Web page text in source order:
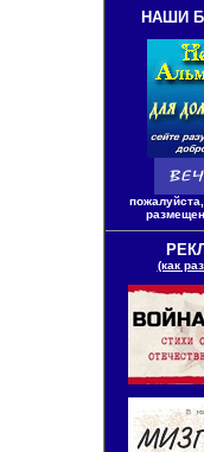
НАШИ
пожалуйста,
(как